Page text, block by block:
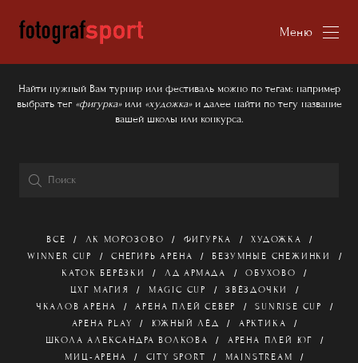
Меню
Найти нужный Вам турнир или фестиваль можно по тегам: например
выбрать тег «фигурка»или «художка»и далее найти по тегу название
вашей школы или конкурса.
ВСЕ ЛК МОРОЗОВО ФИГУРКА
ХУДОЖКА
WINNER CUP
СНЕГИРЬ АРЕНА
БЕЗУМНЫЕ СНЕЖИНКИ
КАТОК БЕРЁЗКИ
ЛД АРМАДА
ОБУХОВО
ЦХГ МАГИЯ
MAGIC CUP
ЗВЁЗДОЧКИ
ЧКАЛОВ АРЕНА
АРЕНА ПЛЕЙ СЕВЕР
SUNRISE CUP
АРЕНА PLAY
ЮЖНЫЙ ЛЁД
АРКТИКА
ШКОЛА АЛЕКСАНДРА ВОЛКОВА
АРЕНА ПЛЕЙ ЮГ
МИЦ-АРЕНА
CITY SPORT
MAINSTREAM